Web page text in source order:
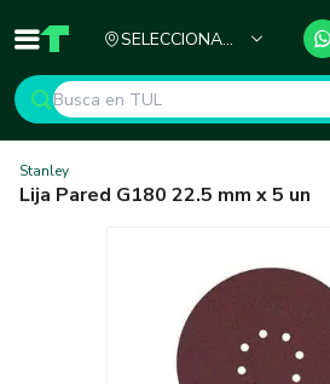
Inicio TUL - Tu Marketplace de
SELECCIONA
Stanley
Lija Pared G180 22.5 mm x 5 un